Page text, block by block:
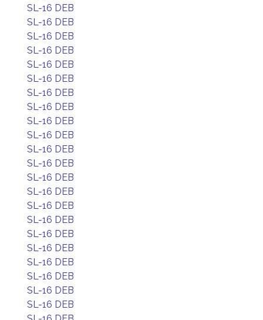
SL-16 DEB
SL-16 DEB
SL-16 DEB
SL-16 DEB
SL-16 DEB
SL-16 DEB
SL-16 DEB
SL-16 DEB
SL-16 DEB
SL-16 DEB
SL-16 DEB
SL-16 DEB
SL-16 DEB
SL-16 DEB
SL-16 DEB
SL-16 DEB
SL-16 DEB
SL-16 DEB
SL-16 DEB
SL-16 DEB
SL-16 DEB
SL-16 DEB